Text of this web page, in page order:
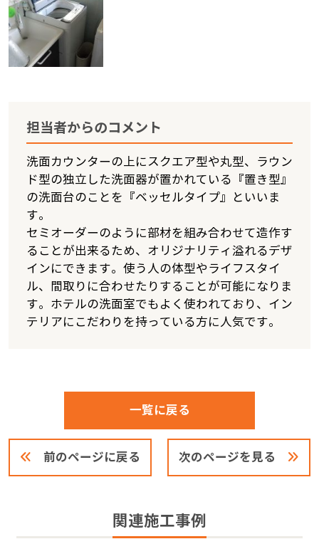
担当者からのコメント
洗面カウンターの上にスクエア型や丸型、ラウン
ド型の独立した洗面器が置かれている『置き型』
の洗面台のことを『ベッセルタイプ』といいま
す。
セミオーダーのように部材を組み合わせて造作す
ることが出来るため、オリジナリティ溢れるデザ
インにできます。使う人の体型やライフスタイ
ル、間取りに合わせたりすることが可能になりま
す。ホテルの洗面室でもよく使われており、イン
テリアにこだわりを持っている方に人気です。
前のページに戻る
一覧に戻る
次のページを見る
関連施工事例